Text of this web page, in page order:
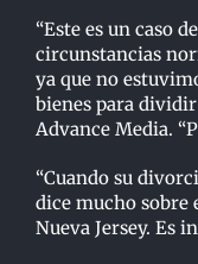
“Este es un caso
circunstancias
ya que no
bienes para
Advance Media.
“Cuando su
dice mucho sobre
Nueva Jersey. Es